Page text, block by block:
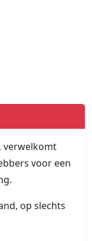
verwelkomt
voor een
op slechts